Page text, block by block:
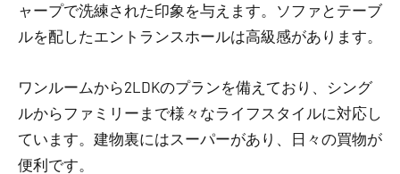
ャープで洗練された印象を与えます。ソファとテーブ
ルを配したエントランスホールは高級感があります。
ワンルームから2LDKのプランを備えており、シング
ルからファミリーまで様々なライフスタイルに対応し
ています。建物裏にはスーパーがあり、日々の買物が
便利です。